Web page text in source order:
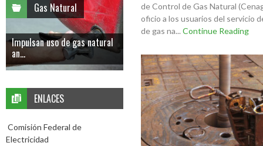
de Control de Gas Natural
oficio a los usuarios del servicio
de gas na... Continue Reading
Gas Natural
Impulsan uso de gas natural
an...
ENLACES
Comisión Federal de
Electricidad